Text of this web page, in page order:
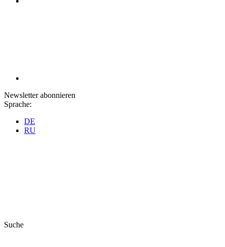
Newsletter abonnieren
Sprache:
DE
RU
Suche